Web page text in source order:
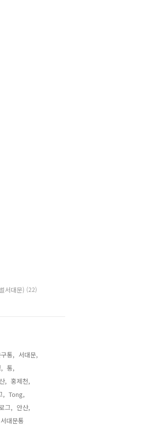
서대문) (22)
통, 서대문,
통,
, 홍제천,
, Tong,
그, 안산,
서대문통,